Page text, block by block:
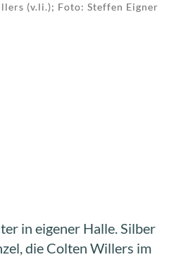
(v.li.); Foto: Steffen Eigner
in eigener Halle. Silber
die Colten Willers im